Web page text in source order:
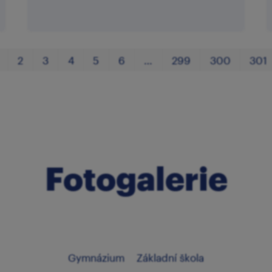
2 3 4 5 6 299 300 301
Fotogalerie
Gymnázium Základní škola